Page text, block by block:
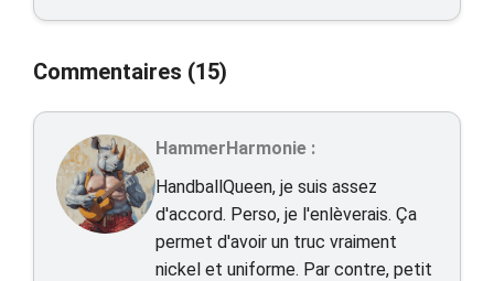
Commentaires (15)
HammerHarmonie :
HandballQueen, je suis assez
d'accord. Perso, je l'enlèverais. Ça
permet d'avoir un truc vraiment
nickel et uniforme. Par contre, petit